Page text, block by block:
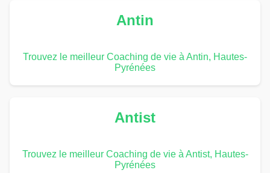
Antin
Trouvez le meilleur Coaching de vie à Antin, Hautes-
Pyrénées
Antist
Trouvez le meilleur Coaching de vie à Antist, Hautes-
Pyrénées